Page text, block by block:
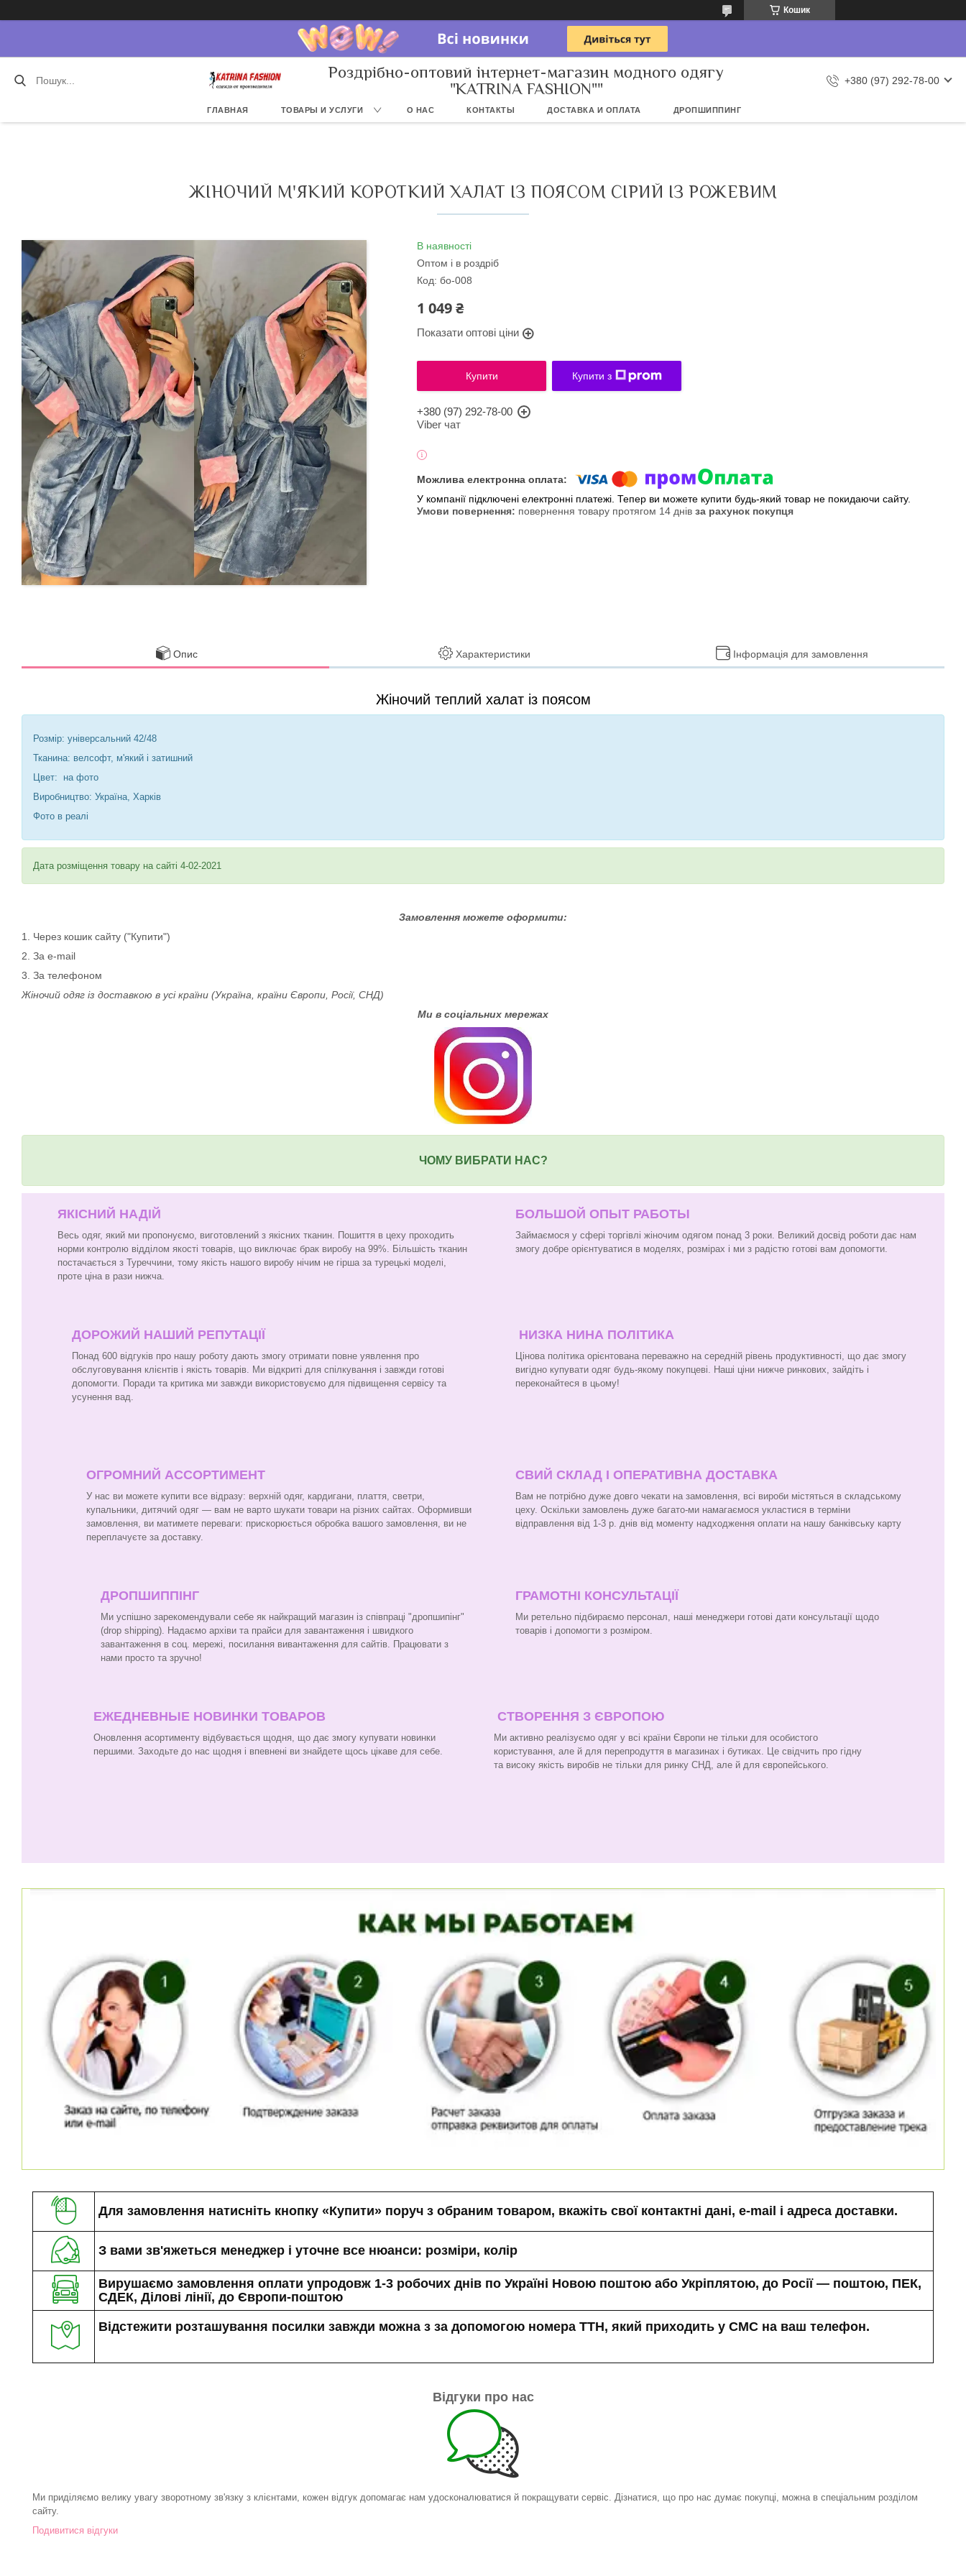
Кошик
Роздрібно-оптовий інтернет-магазин модного одягу
"KATRINA FASHION""
+380 (97) 292-78-00
ГЛАВНАЯ ТОВАРЫ И УСЛУГИ О НАС КОНТАКТЫ ДОСТАВКА И ОПЛАТА ДРОПШИППИНГ
ЖІНОЧИЙ М'ЯКИЙ КОРОТКИЙ ХАЛАТ ІЗ ПОЯСОМ СІРИЙ ІЗ РОЖЕВИМ
В наявності
Оптом і в роздріб
Код: бо-008
1 049 ₴
Показати оптові ціни
Купити Купити з
+380 (97) 292-78-00
Viber чат
У компанії підключені електронні платежі. Тепер ви можете купити будь-який товар не покидаючи сайту.
повернення товару протягом 14 днів за рахунок покупця
Опис Характеристики Інформація для замовлення
Жіночий теплий халат із поясом
Розмір: універсальний 42/48
Тканина: велсофт, м'який і затишний
Цвет: на фото
Виробництво: Україна, Харків
Фото в реалі
Дата розміщення товару на сайті 4-02-2021
Замовлення можете оформити:
1. Через кошик сайту ("Купити")
2. За e-mail
3. За телефоном
Жіночий одяг із доставкою в усі країни (Україна, країни Європи, Росії, СНД)
Ми в соціальних мережах
ЧОМУ ВИБРАТИ НАС?
ЯКІСНИЙ НАДІЙ
Весь одяг, який ми пропонуємо, виготовлений з якісних тканин. Пошиття в цеху проходить
норми контролю відділом якості товарів, що виключає брак виробу на 99%. Більшість тканин
постачається з Туреччини, тому якість нашого виробу нічим не гірша за турецькі моделі,
проте ціна в рази нижча.
БОЛЬШОЙ ОПЫТ РАБОТЫ
Займаємося у сфері торгівлі жіночим одягом понад 3 роки. Великий досвід роботи дає нам
змогу добре орієнтуватися в моделях, розмірах і ми з радістю готові вам допомогти.
ДОРОЖИЙ НАШИЙ РЕПУТАЦІЇ
Понад 600 відгуків про нашу роботу дають змогу отримати повне уявлення про
обслуговування клієнтів і якість товарів. Ми відкриті для спілкування і завжди готові
допомогти. Поради та критика ми завжди використовуємо для підвищення сервісу та
усунення вад.
НИЗКА НИНА ПОЛІТИКА
Цінова політика орієнтована переважно на середній рівень продуктивності, що дає змогу
вигідно купувати одяг будь-якому покупцеві. Наші ціни нижче ринкових, зайдіть і
переконайтеся в цьому!
ОГРОМНИЙ АССОРТИМЕНТ
У нас ви можете купити все відразу: верхній одяг, кардигани, плаття, светри,
купальники, дитячий одяг — вам не варто шукати товари на різних сайтах. Оформивши
замовлення, ви матимете переваги: прискорюється обробка вашого замовлення, ви не
переплачуєте за доставку.
СВИЙ СКЛАД І ОПЕРАТИВНА ДОСТАВКА
Вам не потрібно дуже довго чекати на замовлення, всі вироби містяться в складському
цеху. Оскільки замовлень дуже багато-ми намагаємося укластися в терміни
відправлення від 1-3 р. днів від моменту надходження оплати на нашу банківську карту
ДРОПШИППІНГ
Ми успішно зарекомендували себе як найкращий магазин із співпраці "дропшипінг"
(drop shipping). Надаємо архіви та прайси для завантаження і швидкого
завантаження в соц. мережі, посилання вивантаження для сайтів. Працювати з
нами просто та зручно!
ГРАМОТНІ КОНСУЛЬТАЦІЇ
Ми ретельно підбираємо персонал, наші менеджери готові дати консультації щодо
товарів і допомогти з розміром.
ЕЖЕДНЕВНЫЕ НОВИНКИ ТОВАРОВ
Оновлення асортименту відбувається щодня, що дає змогу купувати новинки
першими. Заходьте до нас щодня і впевнені ви знайдете щось цікаве для себе.
СТВОРЕННЯ З ЄВРОПОЮ
Ми активно реалізуємо одяг у всі країни Європи не тільки для особистого
користування, але й для перепродуття в магазинах і бутиках. Це свідчить про гідну
та високу якість виробів не тільки для ринку СНД, але й для європейського.
Для замовлення натисніть кнопку «Купити» поруч з обраним товаром, вкажіть свої контактні дані, e-mail і адреса доставки.
З вами зв'яжеться менеджер і уточне все нюанси: розміри, колір
Вирушаємо замовлення оплати упродовж 1-3 робочих днів по Україні Новою поштою або Укріплятою, до Росії — поштою, ПЕК,
СДЕК, Ділові лінії, до Європи-поштою
Відстежити розташування посилки завжди можна з за допомогою номера ТТН, який приходить у СМС на ваш телефон.
Відгуки про нас
Ми приділяємо велику увагу зворотному зв'язку з клієнтами, кожен відгук допомагає нам удосконалюватися й покращувати сервіс. Дізнатися, що про нас думає покупці, можна в спеціальним розділом
сайту.
Подивитися відгуки